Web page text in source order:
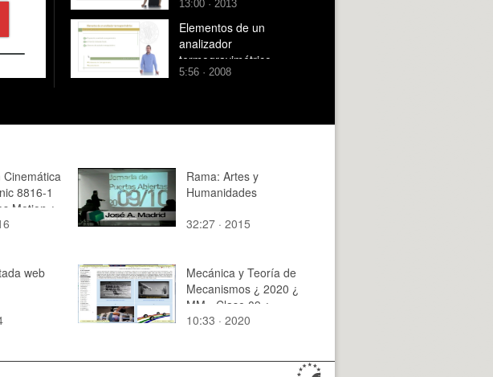
13:00 · 2013
Elementos de un
analizador
termogravimétrico
5:56 · 2008
8816-1
Motion ¿
Rama: Artes y
Humanidades
32:27 · 2015
web
Mecánica y Teoría de
Mecanismos ¿ 2020 ¿
MM - Clase 09 ¿
Tramo 10 de 13
10:33 · 2020